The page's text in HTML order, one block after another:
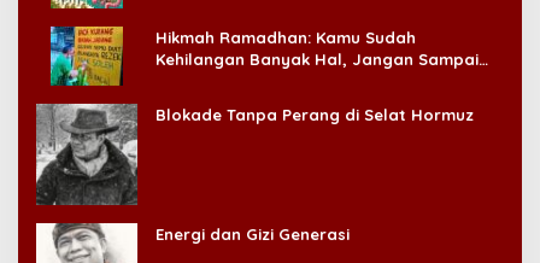
Hikmah Ramadhan: Kamu Sudah
Kehilangan Banyak Hal, Jangan Sampai
Blokade Tanpa Perang di Selat Hormuz
Energi dan Gizi Generasi